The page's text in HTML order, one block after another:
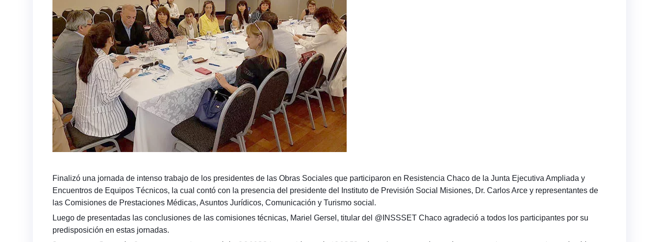
Finalizó una jornada de intenso trabajo de los presidentes de las Obras Sociales que participaron en Resistencia Chaco de la Junta Ejecutiva Ampliada y
Encuentros de Equipos Técnicos, la cual contó con la presencia del presidente del Instituto de Previsión Social Misiones, Dr. Carlos Arce y representantes de
las Comisiones de Prestaciones Médicas, Asuntos Jurídicos, Comunicación y Turismo social.
Luego de presentadas las conclusiones de las comisiones técnicas, Mariel Gersel, titular del @INSSSET Chaco agradeció a todos los participantes por su
predisposición en estas jornadas.